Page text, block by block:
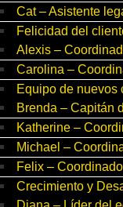
Cat – Asistente
Felicidad del
Alexis –
Carolina –
Equipo de nuevos
Brenda – Capitán
Katherine –
Michael –
Felix –
Crecimiento y